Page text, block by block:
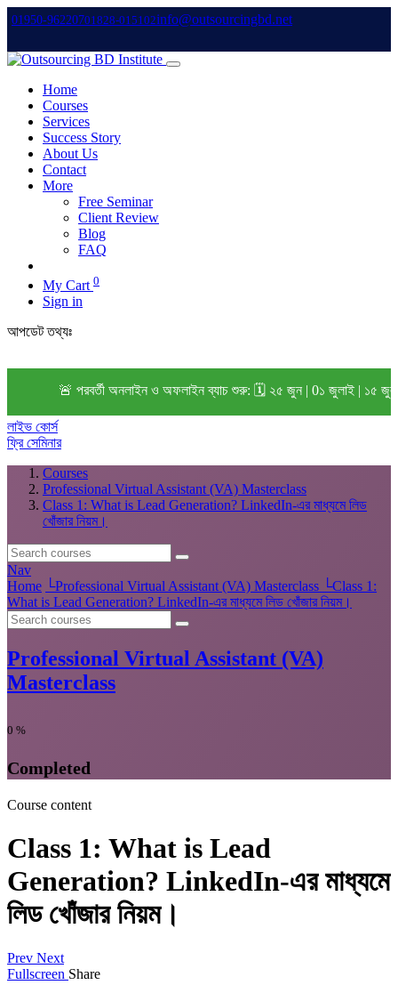
01950-96220701828-015102info@outsourcingbd.net
Home
Courses
Services
Success Story
About Us
Contact
More
Free Seminar
Client Review
Blog
FAQ
My Cart 0
Sign in
আপডেট তথ্যঃ
🚨 পরবর্তী অনলাইন ও অফলাইন ব্যাচ শুরু: 🗓️ ২৫ জুন | 0১ জুলাই | ১৫ জুলাই
লাইভ কোর্স
ফ্রি সেমিনার
Courses
Professional Virtual Assistant (VA) Masterclass
Class 1: What is Lead Generation? LinkedIn-এর মাধ্যমে লিড
খোঁজার নিয়ম।
Nav
Home └Professional Virtual Assistant (VA) Masterclass └Class 1:
What is Lead Generation? LinkedIn-এর মাধ্যমে লিড খোঁজার নিয়ম।
Professional Virtual Assistant (VA)
Masterclass
0 %
Completed
Course content
Class 1: What is Lead
Generation? LinkedIn-এর মাধ্যমে
লিড খোঁজার নিয়ম।
Prev Next
Fullscreen Share